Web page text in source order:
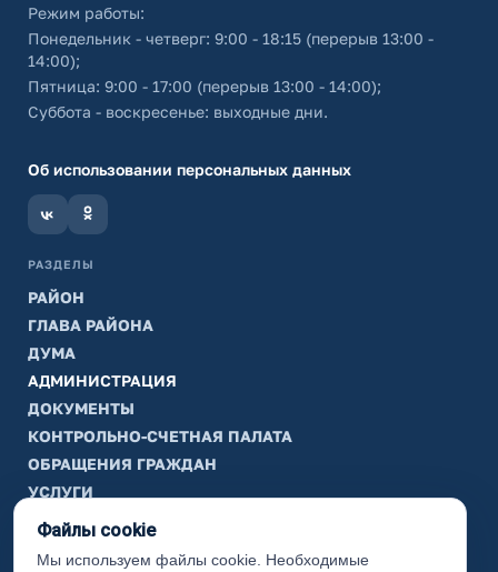
Режим работы:
Понедельник - четверг: 9:00 - 18:15 (перерыв 13:00 -
14:00);
Пятница: 9:00 - 17:00 (перерыв 13:00 - 14:00);
Суббота - воскресенье: выходные дни.
Об использовании персональных данных
РАЗДЕЛЫ
РАЙОН
ГЛАВА РАЙОНА
ДУМА
АДМИНИСТРАЦИЯ
ДОКУМЕНТЫ
КОНТРОЛЬНО-СЧЕТНАЯ ПАЛАТА
ОБРАЩЕНИЯ ГРАЖДАН
УСЛУГИ
ТИК
ИНФОРМАЦИЯ
Файлы cookie
Мы используем файлы cookie. Необходимые